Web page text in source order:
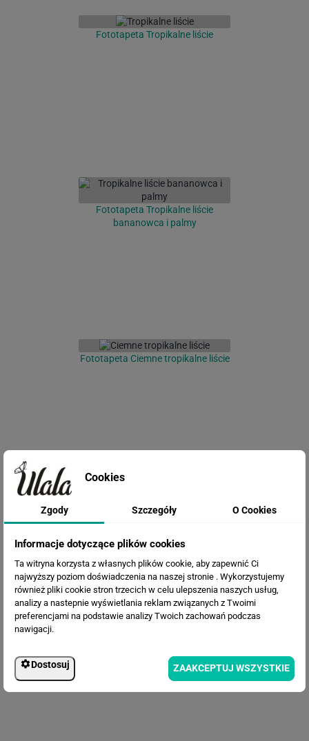
Fototapeta Tropikalne liście
Fototapeta Tropikalne liście
bananowca i palmy
Fototapeta Ciemne tropikalne liście
Fototapeta Zielone liście
Cookies
Zgody Szczegóły O Cookies
Informacje dotyczące plików cookies
Ta witryna korzysta z własnych plików cookie, aby zapewnić Ci
najwyższy poziom doświadczenia na naszej stronie . Wykorzystujemy
również pliki cookie stron trzecich w celu ulepszenia naszych usług,
analizy a nastepnie wyświetlania reklam związanych z Twoimi
preferencjami na podstawie analizy Twoich zachowań podczas
nawigacji.
Dostosuj ZAAKCEPTUJ WSZYSTKIE